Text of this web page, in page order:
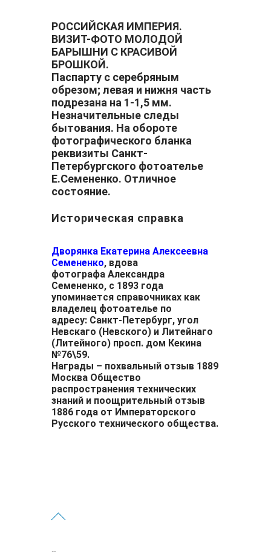
РОССИЙСКАЯ ИМПЕРИЯ.
ВИЗИТ-ФОТО МОЛОДОЙ
БАРЫШНИ С КРАСИВОЙ
БРОШКОЙ.
Паспарту с серебряным
обрезом; левая и нижня часть
подрезана на 1-1,5 мм.
Незначительные следы
бытования. На обороте
фотографического бланка
реквизиты Санкт-
Петербургского фотоателье
Е.Семененко. Отличное
состояние.
Историческая справка
Дворянка Екатерина Алексеевна
Семененко, вдова
фотографа Александра
Семененко, с 1893 года
упоминается справочниках как
владелец фотоателье по
адресу: Санкт-Петербург, угол
Невскаго (Невского) и Литейнаго
(Литейного) просп. дом Кекина
№76\59.
Награды – похвальный отзыв 1889
Москва Общество
распространения технических
знаний и поощрительный отзыв
1886 года от Императорского
Русского технического общества.